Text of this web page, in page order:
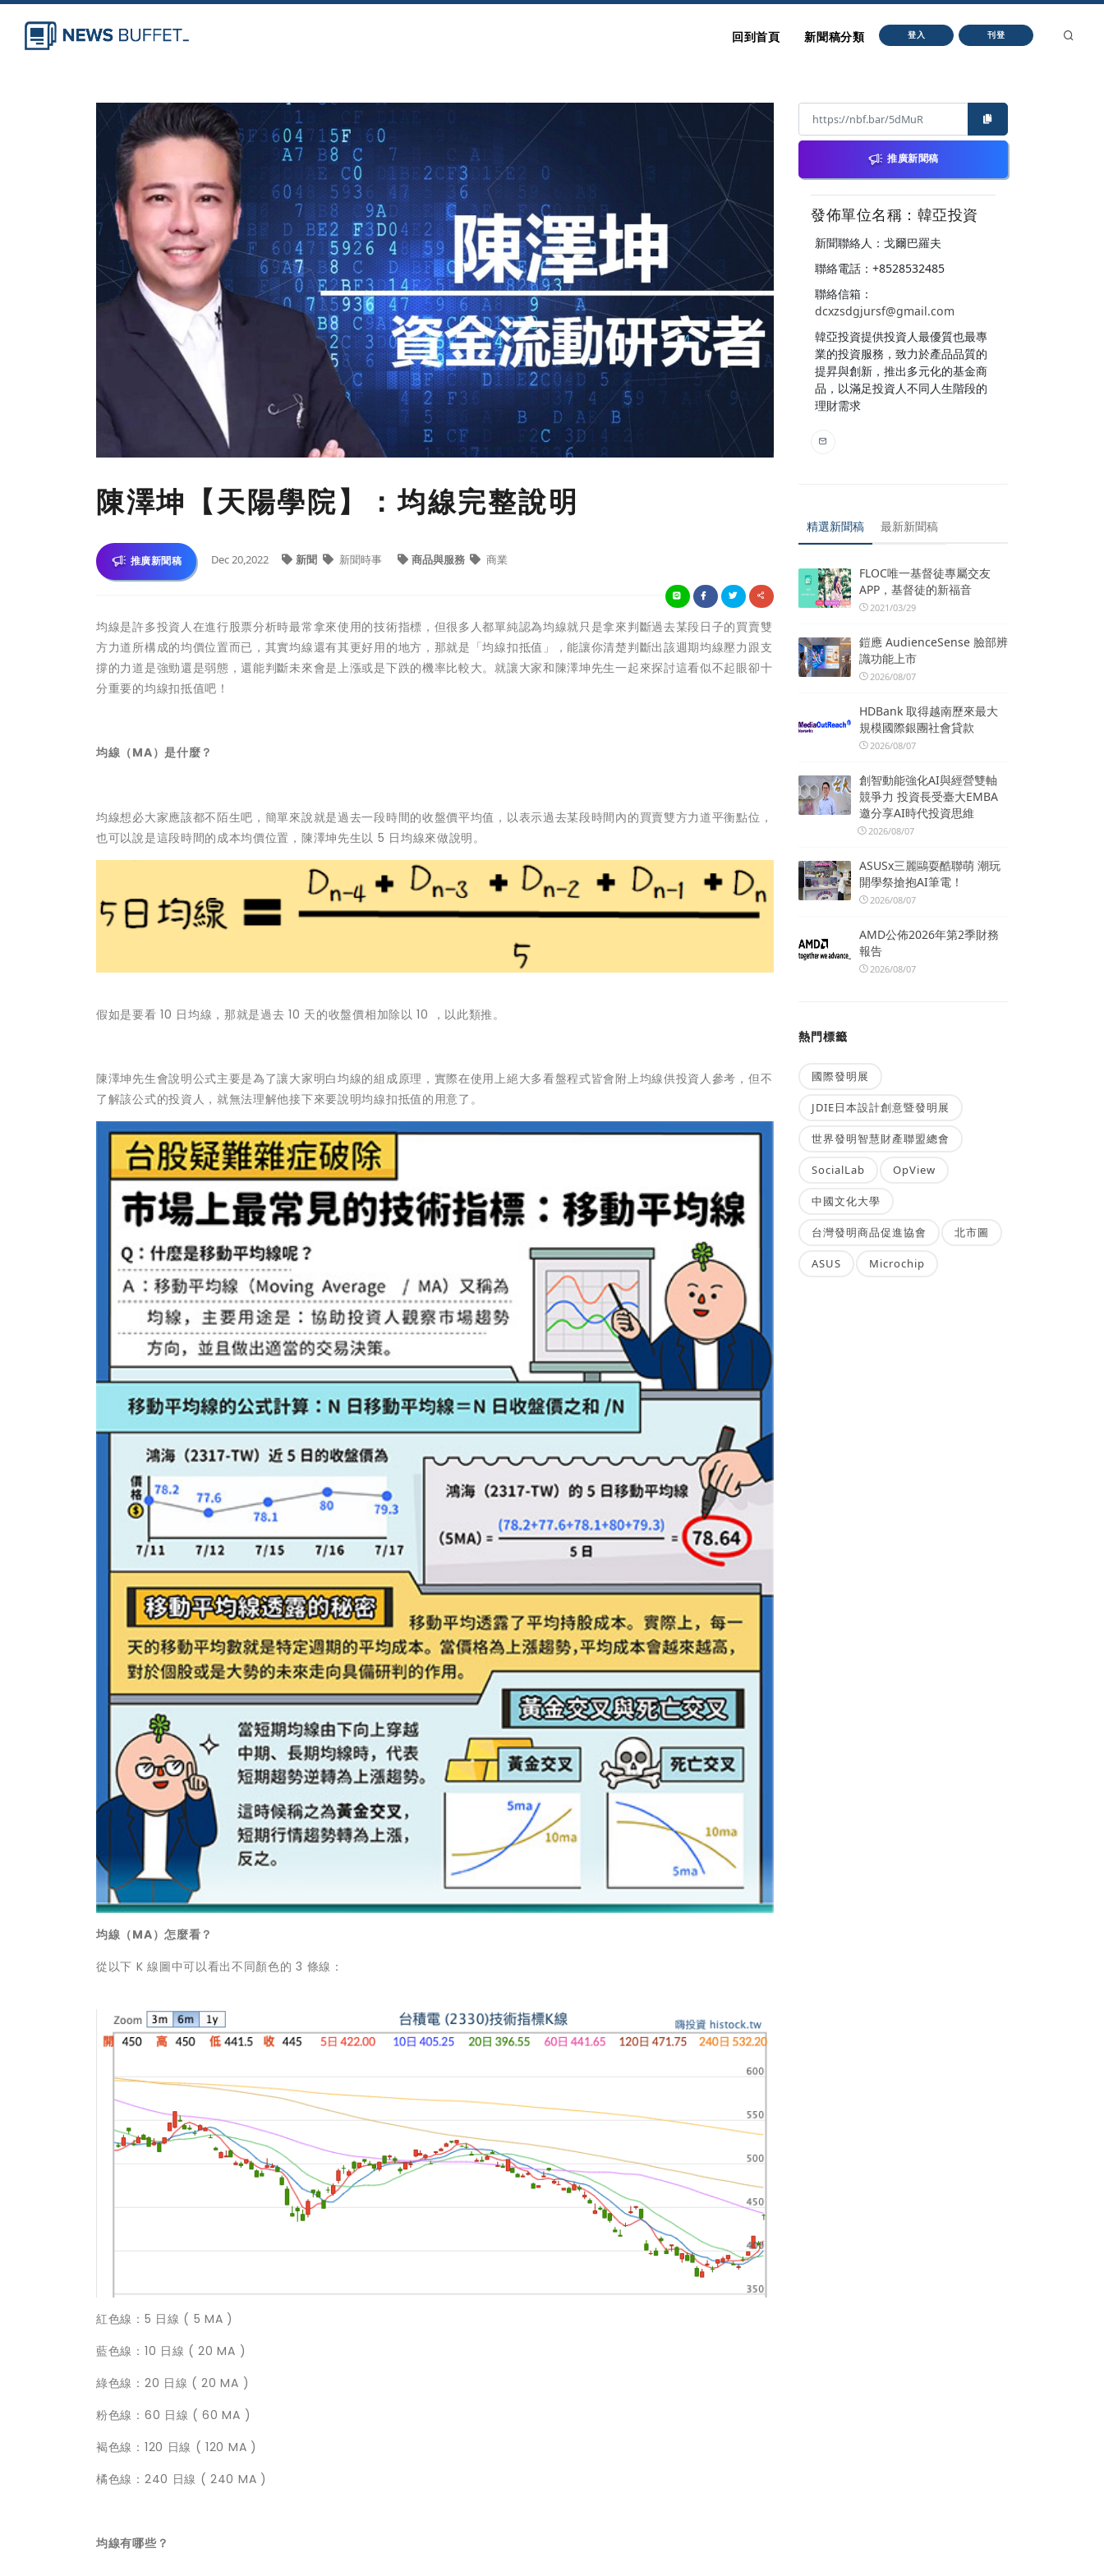
回到首頁 新聞稿分類 登入 刊登
陳澤坤【天陽學院】：均線完整說明
推廣新聞稿 Dec 20,2022 新聞 新聞時事 商品與服務 商業
均線是許多投資人在進行股票分析時最常拿來使用的技術指標，但很多人都單純認為均線就只是拿來判斷過去某段日子的買賣雙
方力道所構成的均價位置而已，其實均線還有其更好用的地方，那就是「均線扣抵值」，能讓你清楚判斷出該週期均線壓力跟支
撐的力道是強勁還是弱態，還能判斷未來會是上漲或是下跌的機率比較大。就讓大家和陳澤坤先生一起來探討這看似不起眼卻十
分重要的均線扣抵值吧！
均線（MA）是什麼？
均線想必大家應該都不陌生吧，簡單來說就是過去一段時間的收盤價平均值，以表示過去某段時間內的買賣雙方力道平衡點位，
也可以說是這段時間的成本均價位置，陳澤坤先生以 5 日均線來做說明。
假如是要看 10 日均線，那就是過去 10 天的收盤價相加除以 10 ，以此類推。
陳澤坤先生會說明公式主要是為了讓大家明白均線的組成原理，實際在使用上絕大多看盤程式皆會附上均線供投資人參考，但不
了解該公式的投資人，就無法理解他接下來要說明均線扣抵值的用意了。
均線（MA）怎麼看？
從以下 K 線圖中可以看出不同顏色的 3 條線：
紅色線：5 日線 ( 5 MA )
藍色線：10 日線 ( 20 MA )
綠色線：20 日線 ( 20 MA )
粉色線：60 日線 ( 60 MA )
褐色線：120 日線 ( 120 MA )
橘色線：240 日線 ( 240 MA )
均線有哪些？
推廣新聞稿
發佈單位名稱：韓亞投資
新聞聯絡人：戈爾巴羅夫
聯絡電話：+8528532485
聯絡信箱：
dcxzsdgjursf@gmail.com
韓亞投資提供投資人最優質也最專
業的投資服務，致力於產品品質的
提昇與創新，推出多元化的基金商
品，以滿足投資人不同人生階段的
理財需求
精選新聞稿 最新新聞稿
FLOC唯一基督徒專屬交友
APP，基督徒的新福音
2021/03/29
鎧應 AudienceSense 臉部辨
識功能上市
2026/08/07
HDBank 取得越南歷來最大
規模國際銀團社會貸款
2026/08/07
創智動能強化AI與經營雙軸
競爭力 投資長受臺大EMBA
邀分享AI時代投資思維
2026/08/07
ASUSx三麗鷗耍酷聯萌 潮玩
開學祭搶抱AI筆電！
2026/08/07
AMD公佈2026年第2季財務
報告
2026/08/07
熱門標籤
國際發明展
JDIE日本設計創意暨發明展
世界發明智慧財產聯盟總會
SocialLab OpView
中國文化大學
台灣發明商品促進協會 北市圖
ASUS Microchip